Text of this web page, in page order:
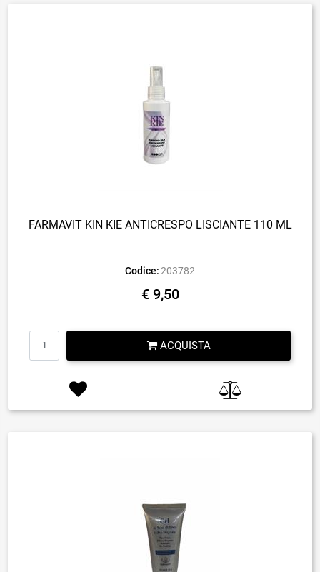
FARMAVIT KIN KIE ANTICRESPO LISCIANTE 110 ML
Codice: 203782
€ 9,50
ACQUISTA